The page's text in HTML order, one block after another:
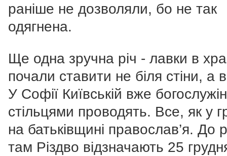
раніше не дозволяли, бо не так
одягнена.
Ще одна зручна річ - лавки в
почали ставити не біля стіни, а
У Софії Київській вже
стільцями проводять. Все, як у
на батьківщині православ’я. До
там Різдво відзначають 25